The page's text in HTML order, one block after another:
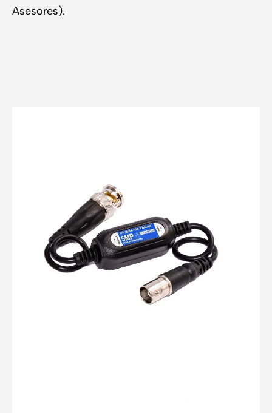
Asesores).